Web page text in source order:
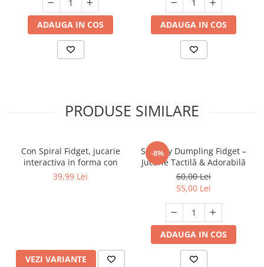
ADAUGA IN COS ADAUGA IN COS
PRODUSE SIMILARE
Con Spiral Fidget, jucarie
interactiva in forma con
39,99 Lei
VEZI VARIANTE
-8%
Squishy Dumpling Fidget –
Jucărie Tactilă & Adorabilă
60,00 Lei
55,00 Lei
ADAUGA IN COS